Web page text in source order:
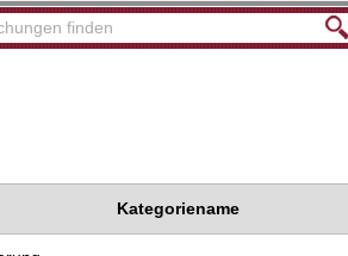
Kategoriename